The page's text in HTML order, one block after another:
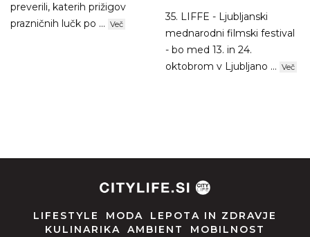
preverili, katerih prižigov
prazničnih lučk po ... Več
35. LIFFE - Ljubljanski
mednarodni filmski festival
- bo med 13. in 24.
oktobrom v Ljubljano ... Več
LIFESTYLE MODA
LEPOTA IN ZDRAVJE
KULINARIKA
AMBIENT MOBILNOST